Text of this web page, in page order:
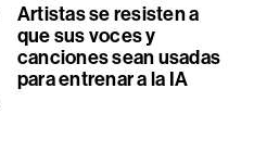
Artistas se resisten a
que sus voces y
canciones sean usadas
para entrenar a la IA